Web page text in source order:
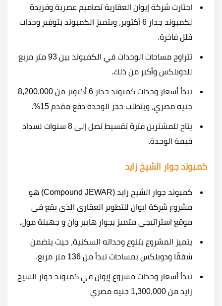
اختارت شركة إيوان العقارية تصاميم عصرية وفريدة
لكمبوند جدار 6 أكتوبر، ويتميز الكمبوند بتوفير وحدات
فلل فاخرة.
تتراوح مساحات الوحدات في الكمبوند بين 93 متر مربع
للدوبلكس وأكبر من ذلك.
تبدأ أسعار وحدات كمبوند جدار 6 أكتوبر من 8,200,000
جنيه مصري، ويتطلب حجز الوحدة دفع مقدم 15%.
يتاح للمشترين فترة تقسيط تصل إلى 8 سنوات لسداد
قيمة الوحدة.
كمبوند جوار الشيخ زايد
كمبوند جوار الشيخ زايد (Compound JEWAR) هو
مشروع شركة ايوان للتطوير العقاري الذي يقع في
موقع استراتيجي متميز بجوار هايبر وان و جهينة مول.
يتميز المشروع بتنوع وحداته السكنية، حيث يتضمن
شققًا ودوبلكس بمساحات تبدأ من 136 متر مربع.
تبدأ أسعار وحدات مشروع إيوان في كمبوند جوار الشيخ
زايد من 1,300,000 جنيه مصري